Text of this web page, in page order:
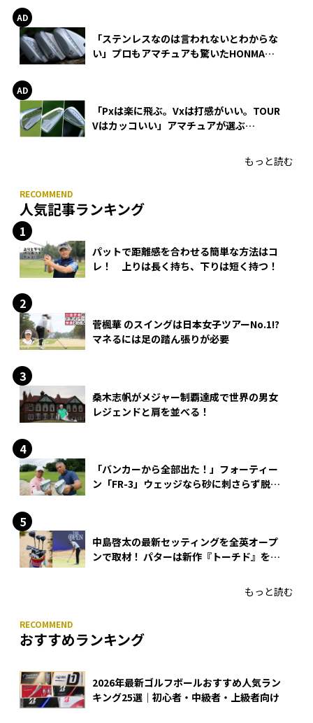
「ステンレスなのは言われないとわからな
い」プロもアマチュアも驚いたHONMA
「Pxは楽に飛ぶ。Vxは打感がいい。TOUR
Vはカッコいい」アマチュアが選ぶ
もっと読む
人気記事ランキング
パットで距離感を合わせる簡単な方法はコ
レ！ 上りは長く持ち、下りは短く持つ！
菅楓華 のスイングは日本女子ツアーNo.1!?
マネるには足の踏ん張りが必要
桑木志帆がメジャー制覇達成で世界の男女
レジェンドと肩を並べる！
「バンカーから全部出た！」フォーティー
ン「FR-3」ウェッジなら砂に刺さらず脱出
中島啓太の最新セッティングを全英オープ
ンで取材！ パターは新作『トーチド』を投
もっと読む
おすすめランキング
2026年最新ゴルフボールおすすめ人気ラン
キング25選｜初心者・中級者・上級者向け